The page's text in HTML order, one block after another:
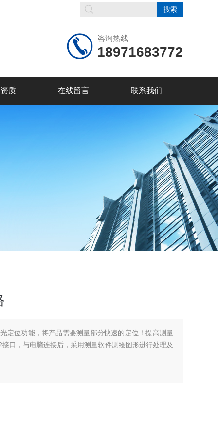
咨询热线
18971683772
质 在线留言 联系我们
定位功能，将产品需要测量部分快速的定位！提高测量
口，与电脑连接后，采用测量软件测绘图形进行处理及